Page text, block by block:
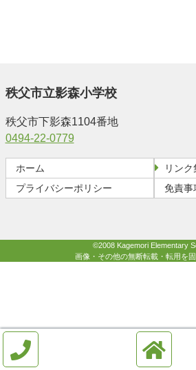
秩父市立影森小学校
秩父市下影森1104番地
0494-22-0779
ホーム
リンク
プライバシーポリシー
免責事
©2008 Kagemori Elementary
画像・その他の無断転載・転用を